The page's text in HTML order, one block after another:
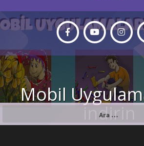
Mobil
indirin